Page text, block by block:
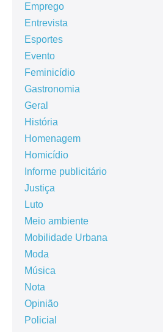
Emprego
Entrevista
Esportes
Evento
Feminicídio
Gastronomia
Geral
História
Homenagem
Homicídio
Informe publicitário
Justiça
Luto
Meio ambiente
Mobilidade Urbana
Moda
Música
Nota
Opinião
Policial